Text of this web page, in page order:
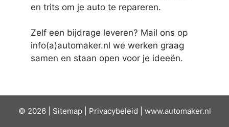
en trits om je auto te repareren.
Zelf een bijdrage leveren? Mail ons op
info(a)automaker.nl we werken graag
samen en staan open voor je ideeën.
© 2026 | Sitemap| Privacybeleid www.automaker.nl